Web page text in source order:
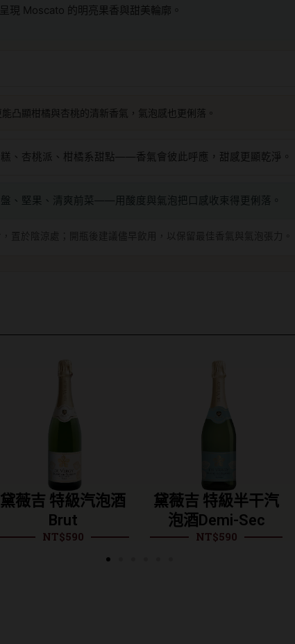
現 Moscato 的明亮果香與甜美輪廓。
凸顯柑橘與杏桃的清新香氣，氣泡感也更俐落。
、杏桃派、柑橘系甜點——香氣會彼此呼應，甜感更顯乾淨。
、堅果、清爽前菜——用酸度與氣泡把口感收束得更俐落。
黛薇吉 特級半干汽
泡酒Demi-Sec
NT$ 590
黛薇吉 勃根地粉
汽泡酒Rosé
NT$ 1,180